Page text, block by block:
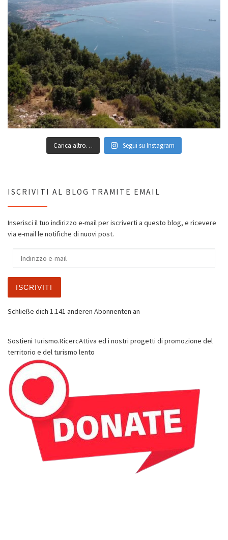
Carica altro… Segui su Instagram
ISCRIVITI AL BLOG TRAMITE EMAIL
Inserisci il tuo indirizzo e-mail per iscriverti a questo blog, e ricevere
via e-mail le notifiche di nuovi post.
ISCRIVITI
Schließe dich 1.141 anderen Abonnenten an
Sostieni Turismo.RicercAttiva ed i nostri progetti di promozione del
territorio e del turismo lento